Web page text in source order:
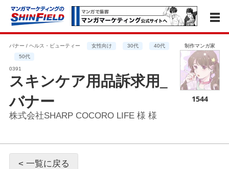
バナー / ヘルス・ビューティー 女性向け 30代
40代
50代
0391
スキンケア用品訴求用_
バナー
株式会社SHARP COCORO LIFE 様 様
制作マンガ家
1544
< 一覧に戻る